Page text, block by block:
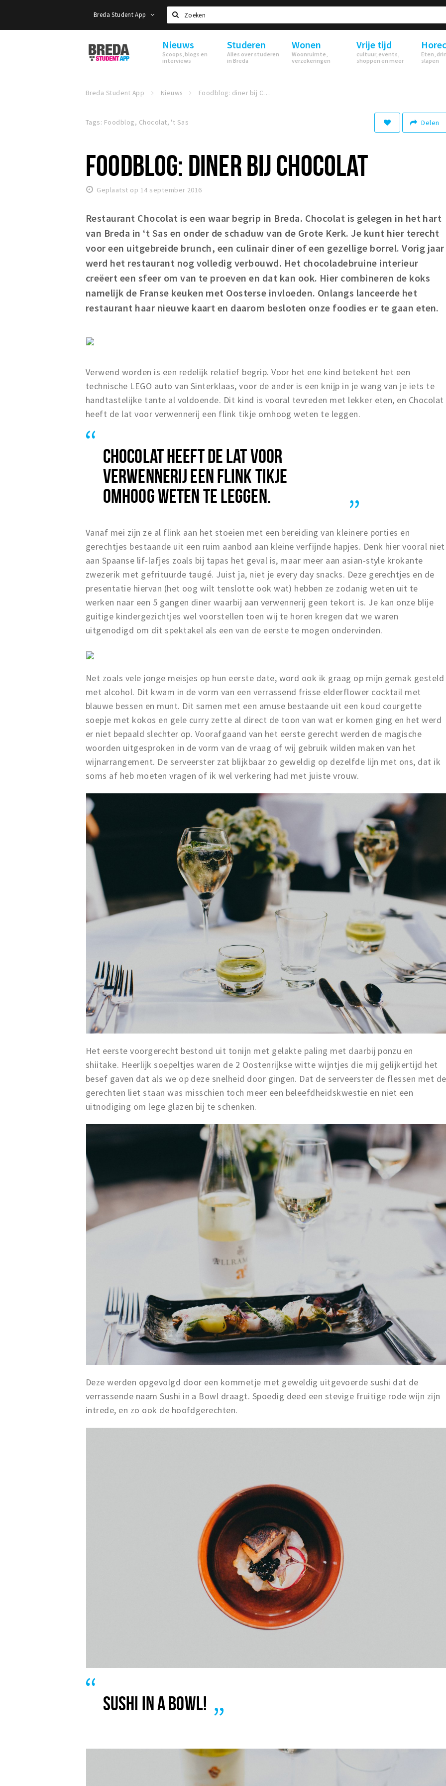
Breda Student App
Zoeken
Breda
Student
Nieuws
Scoops, blogs en
interviews
Studeren
Alles over studeren
in Breda
Wonen
Woonruimte,
verzekeringen
Vrije tijd
cultuur, events,
shoppen en meer
Eten,
slapen
Breda Student App Nieuws Foodblog: diner bij Chocolat
Tags: Foodblog, Chocolat, 't Sas Delen
FOODBLOG: DINER BIJ CHOCOLAT
Geplaatst op 14 september 2016
Restaurant Chocolat is een waar begrip in Breda. Chocolat is gelegen in het hart
van Breda in ‘t Sas en onder de schaduw van de Grote Kerk. Je kunt hier terecht
voor een uitgebreide brunch, een culinair diner of een gezellige borrel. Vorig jaar
werd het restaurant nog volledig verbouwd. Het chocoladebruine interieur
creëert een sfeer om van te proeven en dat kan ook. Hier combineren de koks
namelijk de Franse keuken met Oosterse invloeden. Onlangs lanceerde het
restaurant haar nieuwe kaart en daarom besloten onze foodies er te gaan eten.
Verwend worden is een redelijk relatief begrip. Voor het ene kind betekent het een
technische LEGO auto van Sinterklaas, voor de ander is een knijp in je wang van je iets te
handtastelijke tante al voldoende. Dit kind is vooral tevreden met lekker eten, en Chocolat
heeft de lat voor verwennerij een flink tikje omhoog weten te leggen.
CHOCOLAT HEEFT DE LAT VOOR
VERWENNERIJ EEN FLINK TIKJE
OMHOOG WETEN TE LEGGEN.
Vanaf mei zijn ze al flink aan het stoeien met een bereiding van kleinere porties en
gerechtjes bestaande uit een ruim aanbod aan kleine verfijnde hapjes. Denk hier vooral niet
aan Spaanse lif-lafjes zoals bij tapas het geval is, maar meer aan asian-style krokante
zwezerik met gefrituurde taugé. Juist ja, niet je every day snacks. Deze gerechtjes en de
presentatie hiervan (het oog wilt tenslotte ook wat) hebben ze zodanig weten uit te
werken naar een 5 gangen diner waarbij aan verwennerij geen tekort is. Je kan onze blije
guitige kindergezichtjes wel voorstellen toen wij te horen kregen dat we waren
uitgenodigd om dit spektakel als een van de eerste te mogen ondervinden.
Net zoals vele jonge meisjes op hun eerste date, word ook ik graag op mijn gemak gesteld
met alcohol. Dit kwam in de vorm van een verrassend frisse elderflower cocktail met
blauwe bessen en munt. Dit samen met een amuse bestaande uit een koud courgette
soepje met kokos en gele curry zette al direct de toon van wat er komen ging en het werd
er niet bepaald slechter op. Voorafgaand van het eerste gerecht werden de magische
woorden uitgesproken in de vorm van de vraag of wij gebruik wilden maken van het
wijnarrangement. De serveerster zat blijkbaar zo geweldig op dezelfde lijn met ons, dat ik
soms af heb moeten vragen of ik wel verkering had met juiste vrouw.
Het eerste voorgerecht bestond uit tonijn met gelakte paling met daarbij ponzu en
shiitake. Heerlijk soepeltjes waren de 2 Oostenrijkse witte wijntjes die mij gelijkertijd het
besef gaven dat als we op deze snelheid door gingen. Dat de serveerster de flessen met de
gerechten liet staan was misschien toch meer een beleefdheidskwestie en niet een
uitnodiging om lege glazen bij te schenken.
Deze werden opgevolgd door een kommetje met geweldig uitgevoerde sushi dat de
verrassende naam Sushi in a Bowl draagt. Spoedig deed een stevige fruitige rode wijn zijn
intrede, en zo ook de hoofdgerechten.
SUSHI IN A BOWL!